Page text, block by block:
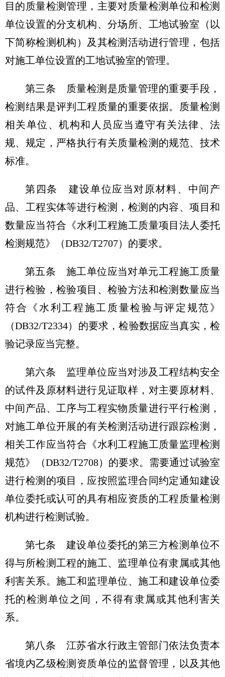
目的质量检测管理，主要对质量检测单位和检测
单位设置的分支机构、分场所、工地试验室（以
下简称检测机构）及其检测活动进行管理，包括
对施工单位设置的工地试验室的管理。
第三条 质量检测是质量管理的重要手段，
检测结果是评判工程质量的重要依据。质量检测
相关单位、机构和人员应当遵守有关法律、法
规、规定，严格执行有关质量检测的规范、技术
标准。
第四条
建设单位应当对原材料、中间产
品、工程实体等进行检测，检测的内容、项目和
数量应当符合《水利工程施工质量项目法人委托
检测规范》（DB32/T2707）的要求。
第五条 施工单位应当对单元工程施工质量
进行检验，检验项目、检验方法和检测数量应当
符合《水利工程施工质量检验与评定规范》
（DB32/T2334）的要求，检验数据应当真实，检
验记录应当完整。
第六条 监理单位应当对涉及工程结构安全
的试件及原材料进行见证取样，对主要原材料、
中间产品、工序与工程实物质量进行平行检测，
对施工单位开展的有关检测活动进行跟踪检测，
相关工作应当符合《水利工程施工质量监理检测
规范》（DB32/T2708）的要求。需要通过试验室
进行检测的项目，应按照监理合同约定通知建设
单位委托或认可的具有相应资质的工程质量检测
机构进行检测试验。
第七条 建设单位委托的第三方检测单位不
得与所检测工程的施工、监理单位有隶属或其他
利害关系。施工和监理单位、施工和建设单位委
托的检测单位之间，不得有隶属或其他利害关
系。
第八条 江苏省水行政主管部门依法负责本
省境内乙级检测资质单位的监督管理，以及其他